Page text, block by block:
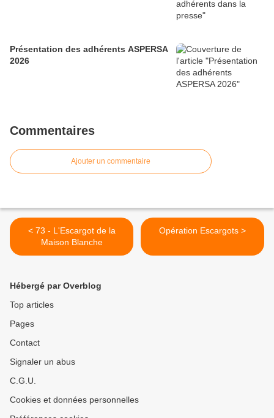
Présentation des adhérents ASPERSA
2026
Commentaires
Ajouter un commentaire
< 73 - L'Escargot de la
Maison Blanche
Opération Escargots >
Hébergé par Overblog
Top articles
Pages
Contact
Signaler un abus
C.G.U.
Cookies et données personnelles